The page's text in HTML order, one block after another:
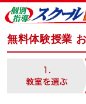
無料体験授業